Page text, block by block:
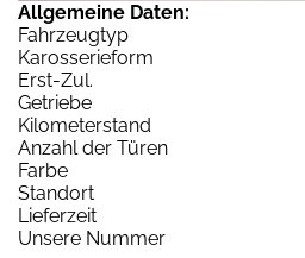
Allgemeine Daten:
Fahrzeugtyp
Karosserieform
Erst-Zul.
Getriebe
Kilometerstand
Anzahl der Türen
Farbe
Standort
Lieferzeit
Unsere Nummer